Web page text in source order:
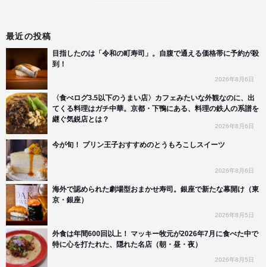
最近の投稿
目指したのは「令和の町寿司」。自腹で通える価格帯に予約が殺
到！
2026年8月6日
〈食べログ3.5以下のうまい店〉カフェみたいな外観なのに、出
てくる料理はガチ中華。京都・下鴨にある、料理の鉄人の系譜を
継ぐ気鋭店とは？
2026年8月6日
今が旬！ プリン王子おすすめのとうもろこしスイーツ
2026年8月6日
海外で認められた劇場型おまかせ寿司。銀座で新たな幕開け（東
京・銀座）
2026年8月5日
外食は年間600回以上！ マッキー牧元が2026年7月に食べた中で
特に心を打たれた、隠れた名店（朝・昼・夜）
2026年8月5日